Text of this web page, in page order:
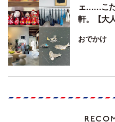
ェ……こだ
軒。【大
おでかけ